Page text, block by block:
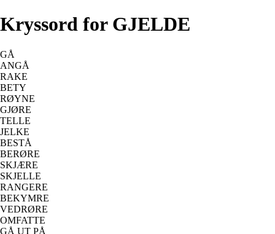
Kryssord for GJELDE
GÅ
ANGÅ
RAKE
BETY
RØYNE
GJØRE
TELLE
JELKE
BESTÅ
BERØRE
SKJÆRE
SKJELLE
RANGERE
BEKYMRE
VEDRØRE
OMFATTE
GÅ UT PÅ